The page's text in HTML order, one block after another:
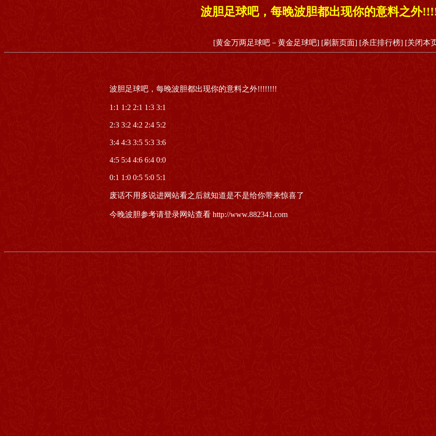
波胆足球吧，每晚波胆都出现你的意料之外
[黄金万两足球吧－黄金足球吧] [刷新页面] [杀庄排行榜] [关闭本
波胆足球吧，每晚波胆都出现你的意料之外!!!!!!!!
1:1 1:2 2:1 1:3 3:1
2:3 3:2 4:2 2:4 5:2
3:4 4:3 3:5 5:3 3:6
4:5 5:4 4:6 6:4 0:0
0:1 1:0 0:5 5:0 5:1
废话不用多说进网站看之后就知道是不是给你带来惊喜了
今晚波胆参考请登录网站查看 http://www.882341.com